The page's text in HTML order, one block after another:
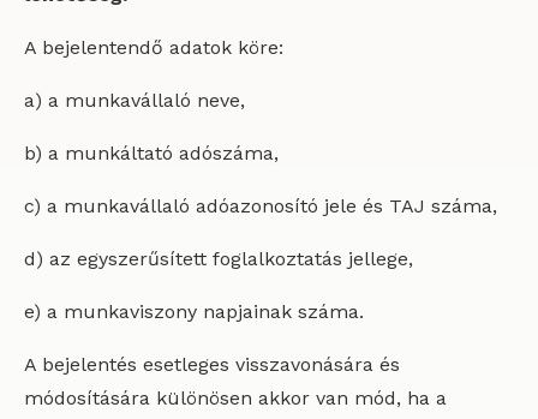
A bejelentendő adatok köre:
a) a munkavállaló neve,
b) a munkáltató adószáma,
c) a munkavállaló adóazonosító jele és TAJ száma,
d) az egyszerűsített foglalkoztatás jellege,
e) a munkaviszony napjainak száma.
A bejelentés esetleges visszavonására és
módosítására különösen akkor van mód, ha a